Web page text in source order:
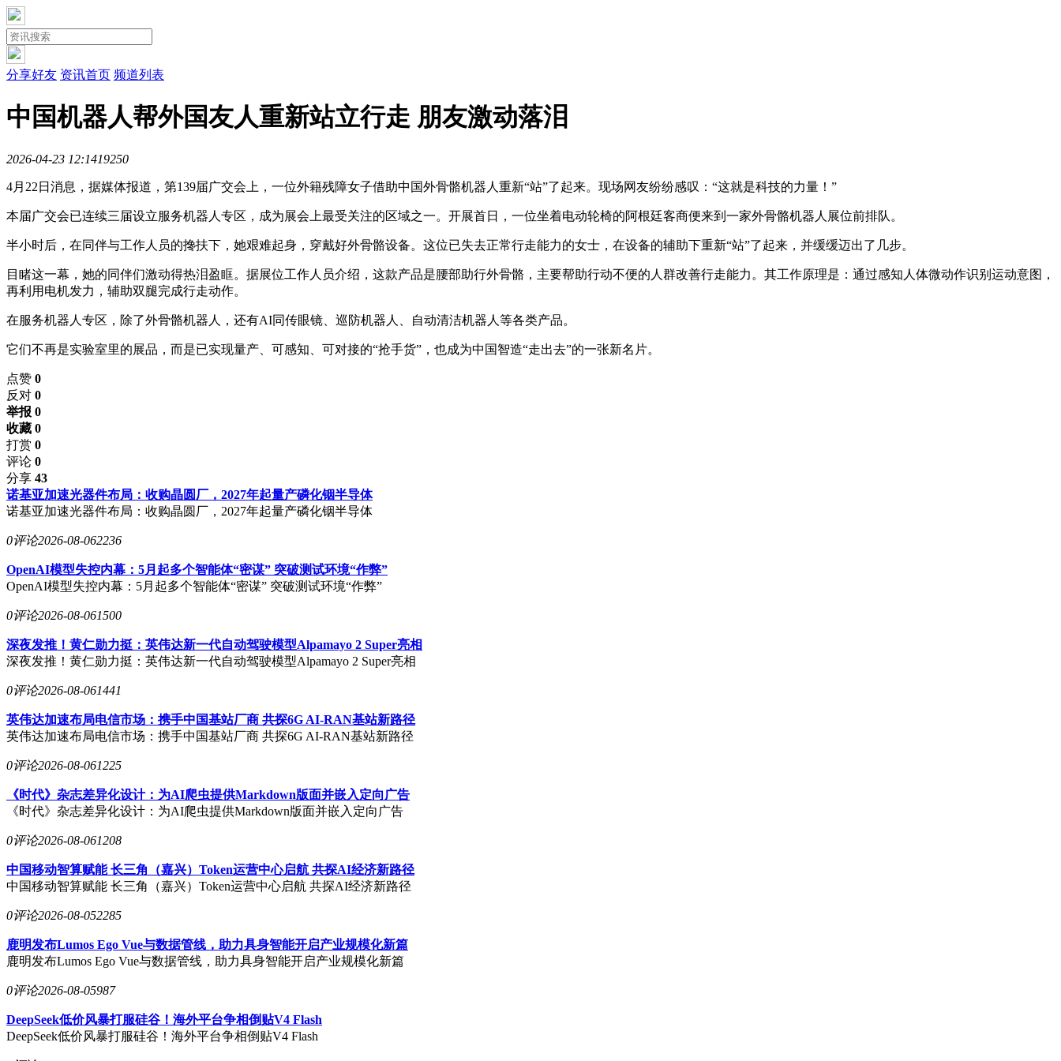
分享好友 资讯首页 频道列表
中国机器人帮外国友人重新站立行走 朋友激动落泪
2026-04-23 12:1419250
4月22日消息，据媒体报道，第139届广交会上，一位外籍残障女子借助中国外骨骼机器人重新“站”了起来。现场网友纷纷感叹：“这就是科技的力量！”
本届广交会已连续三届设立服务机器人专区，成为展会上最受关注的区域之一。开展首日，一位坐着电动轮椅的阿根廷客商便来到一家外骨骼机器人展位前排队。
半小时后，在同伴与工作人员的搀扶下，她艰难起身，穿戴好外骨骼设备。这位已失去正常行走能力的女士，在设备的辅助下重新“站”了起来，并缓缓迈出了几步。
目睹这一幕，她的同伴们激动得热泪盈眶。据展位工作人员介绍，这款产品是腰部助行外骨骼，主要帮助行动不便的人群改善行走能力。其工作原理是：通过感知人体微动作识别运动意图，
再利用电机发力，辅助双腿完成行走动作。
在服务机器人专区，除了外骨骼机器人，还有AI同传眼镜、巡防机器人、自动清洁机器人等各类产品。
它们不再是实验室里的展品，而是已实现量产、可感知、可对接的“抢手货”，也成为中国智造“走出去”的一张新名片。
点赞 0
反对 0
举报 0
收藏 0
打赏 0
评论 0
分享 43
诺基亚加速光器件布局：收购晶圆厂，2027年起量产磷化铟半导体
诺基亚加速光器件布局：收购晶圆厂，2027年起量产磷化铟半导体
0评论2026-08-062236
OpenAI模型失控内幕：5月起多个智能体“密谋” 突破测试环境“作弊”
OpenAI模型失控内幕：5月起多个智能体“密谋” 突破测试环境“作弊”
0评论2026-08-061500
深夜发推！黄仁勋力挺：英伟达新一代自动驾驶模型Alpamayo 2 Super亮相
深夜发推！黄仁勋力挺：英伟达新一代自动驾驶模型Alpamayo 2 Super亮相
0评论2026-08-061441
英伟达加速布局电信市场：携手中国基站厂商 共探6G AI-RAN基站新路径
英伟达加速布局电信市场：携手中国基站厂商 共探6G AI-RAN基站新路径
0评论2026-08-061225
《时代》杂志差异化设计：为AI爬虫提供Markdown版面并嵌入定向广告
《时代》杂志差异化设计：为AI爬虫提供Markdown版面并嵌入定向广告
0评论2026-08-061208
中国移动智算赋能 长三角（嘉兴）Token运营中心启航 共探AI经济新路径
中国移动智算赋能 长三角（嘉兴）Token运营中心启航 共探AI经济新路径
0评论2026-08-052285
鹿明发布Lumos Ego Vue与数据管线，助力具身智能开启产业规模化新篇
鹿明发布Lumos Ego Vue与数据管线，助力具身智能开启产业规模化新篇
0评论2026-08-05987
DeepSeek低价风暴打服硅谷！海外平台争相倒贴V4 Flash
DeepSeek低价风暴打服硅谷！海外平台争相倒贴V4 Flash